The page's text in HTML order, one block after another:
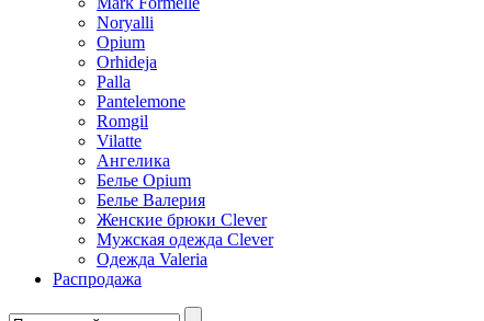
Noryalli
Opium
Orhideja
Palla
Pantelemone
Romgil
Vilatte
Ангелика
Белье Opium
Белье Валерия
Женские брюки Clever
Мужская одежда Clever
Одежда Valeria
Распродажа